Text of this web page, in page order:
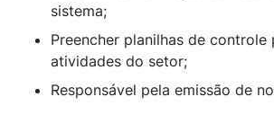
sistema;
Preencher planilhas de controle
atividades do setor;
Responsável pela emissão de